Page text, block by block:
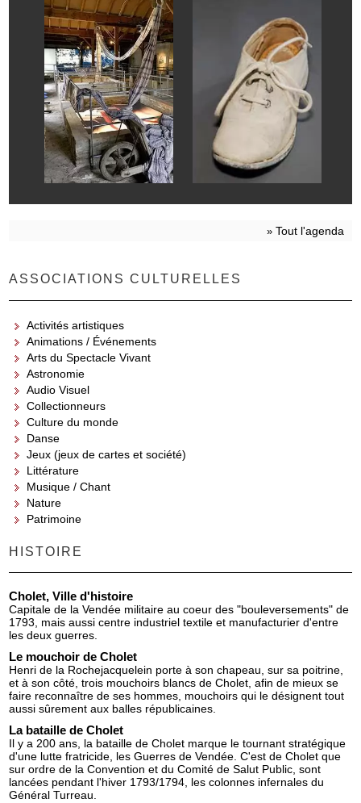
» Tout l'agenda
ASSOCIATIONS CULTURELLES
Activités artistiques
Animations / Événements
Arts du Spectacle Vivant
Astronomie
Audio Visuel
Collectionneurs
Culture du monde
Danse
Jeux (jeux de cartes et société)
Littérature
Musique / Chant
Nature
Patrimoine
HISTOIRE
Cholet, Ville d'histoire
Capitale de la Vendée militaire au coeur des "bouleversements" de
1793, mais aussi centre industriel textile et manufacturier d'entre
les deux guerres.
Le mouchoir de Cholet
Henri de la Rochejacquelein porte à son chapeau, sur sa poitrine,
et à son côté, trois mouchoirs blancs de Cholet, afin de mieux se
faire reconnaître de ses hommes, mouchoirs qui le désignent tout
aussi sûrement aux balles républicaines.
La bataille de Cholet
Il y a 200 ans, la bataille de Cholet marque le tournant stratégique
d'une lutte fratricide, les Guerres de Vendée. C'est de Cholet que
sur ordre de la Convention et du Comité de Salut Public, sont
lancées pendant l'hiver 1793/1794, les colonnes infernales du
Général Turreau.